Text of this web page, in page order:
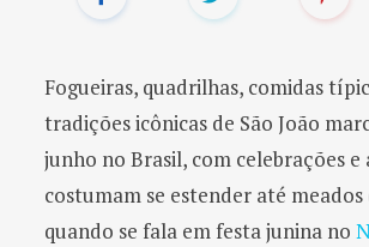
Fogueiras, quadrilhas, comidas
tradições icônicas de São João
junho no Brasil, com celebrações e
costumam se estender até meados
quando se fala em festa junina no